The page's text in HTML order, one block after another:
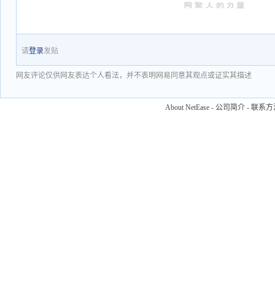
请登录发贴
网友评论仅供网友表达个人看法，并不表明网易同意其观点或证实其描述
About NetEase - 公司简介 - 联系方